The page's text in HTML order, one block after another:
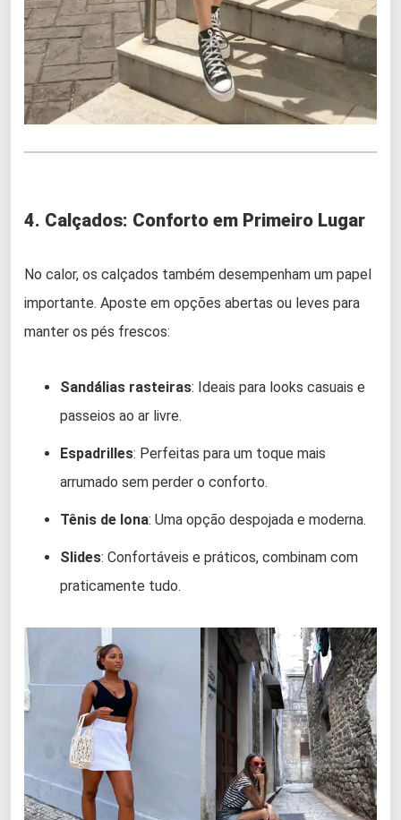
4. Calçados: Conforto em Primeiro Lugar
No calor, os calçados também desempenham um papel
importante. Aposte em opções abertas ou leves para
manter os pés frescos:
Sandálias rasteiras: Ideais para looks casuais e
passeios ao ar livre.
Espadrilles: Perfeitas para um toque mais
arrumado sem perder o conforto.
Tênis de lona: Uma opção despojada e moderna.
Slides: Confortáveis e práticos, combinam com
praticamente tudo.